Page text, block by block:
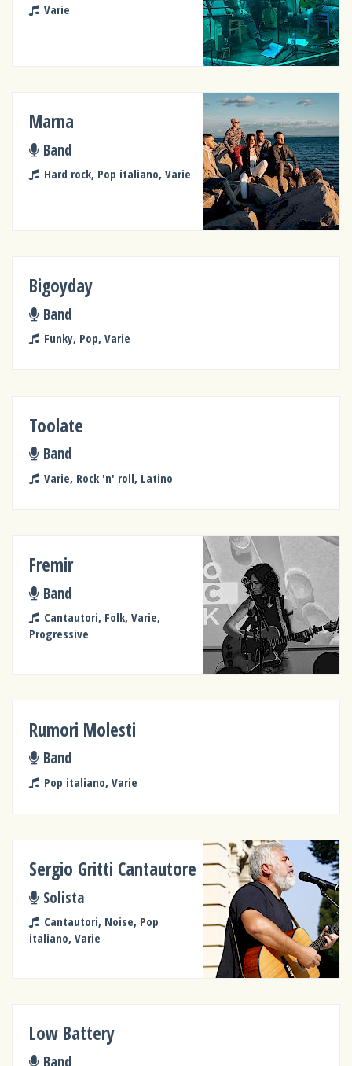
Varie
Marna
Band
Hard rock, Pop italiano, Varie
Bigoyday
Band
Funky, Pop, Varie
Toolate
Band
Varie, Rock 'n' roll, Latino
Fremir
Band
Cantautori, Folk, Varie,
Progressive
Rumori Molesti
Band
Pop italiano, Varie
Sergio Gritti Cantautore
Solista
Cantautori, Noise, Pop
italiano, Varie
Low Battery
Band